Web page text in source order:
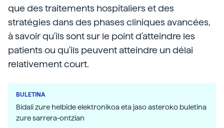
que des traitements hospitaliers et des
stratégies dans des phases cliniques avancées,
à savoir qu'ils sont sur le point d'atteindre les
patients ou qu'ils peuvent atteindre un délai
relativement court.
BULETINA
Bidali zure helbide elektronikoa eta jaso asteroko buletina
zure sarrera-ontzian